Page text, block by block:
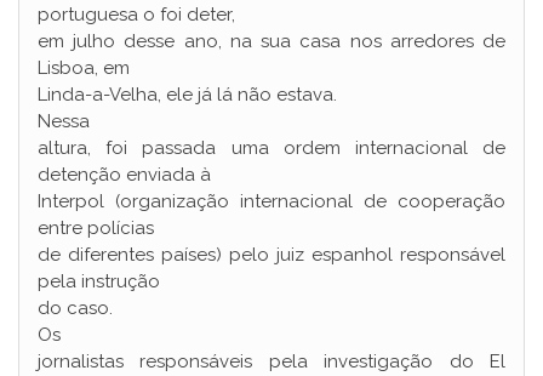
portuguesa o foi deter,
em julho desse ano, na sua casa nos arredores de
Lisboa, em
Linda-a-Velha, ele já lá não estava.
Nessa
altura, foi passada uma ordem internacional de
detenção enviada à
Interpol (organização internacional de cooperação
entre polícias
de diferentes países) pelo juiz espanhol responsável
pela instrução
do caso.
Os
jornalistas responsáveis pela investigação do El